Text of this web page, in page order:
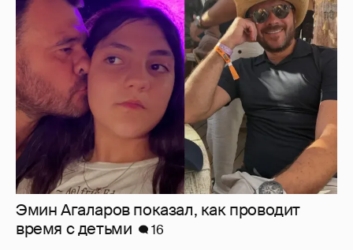
Эмин Агаларов показал, как проводит
время с детьми
16